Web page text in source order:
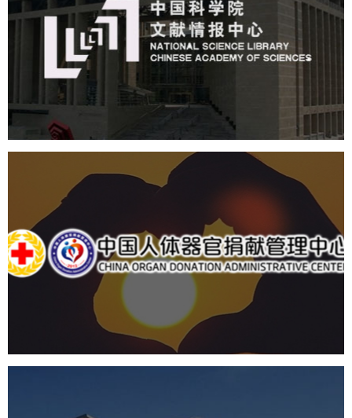
机构组织 网站建设 虚拟展厅
博物馆展厅设计
数字博物馆建设
展厅空间设计
产品展厅设计
企业展厅设计
中国人体器官捐献管理...
网站建设